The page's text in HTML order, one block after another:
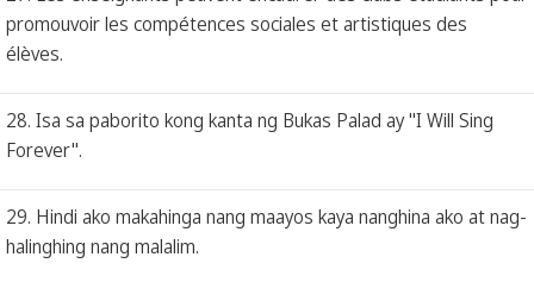
promouvoir les compétences sociales et artistiques des
élèves.
28. Isa sa paborito kong kanta ng Bukas Palad ay "I Will Sing
Forever".
29. Hindi ako makahinga nang maayos kaya nanghina ako at nag-
halinghing nang malalim.